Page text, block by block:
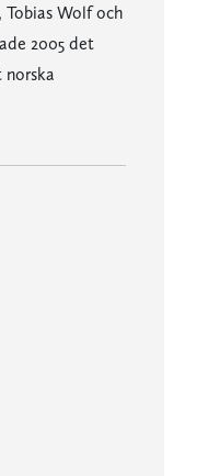
Wolf och
2005 det